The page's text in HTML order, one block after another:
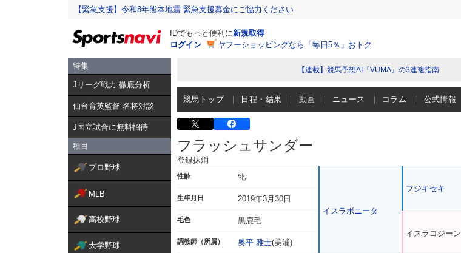
【緊急支援】令和8年熊本地震 緊急支援募金にご協力ください
IDでもっと便利に新規取得
ログイン
ヤフーショッピングなら「毎日5％」おトク
特集
Jリーグ戦力 徹底分析
仙台育英監督 名将対談
J国立試合に無料招待
種目
プロ野球
MLB
高校野球
大学野球
【連載】競馬予想AI『VUMA』の3連複指南
競馬トップ 日程・結果 動画 ニュース コラム 公式情報
フラッシュサンダー
登録抹消
性齢 牝
生年月日 2019年3月30日
毛色 黒鹿毛
調教師（所属） 奥平 雅士(美浦)
イスラボニータ
フジキセキ
イスラコジーン